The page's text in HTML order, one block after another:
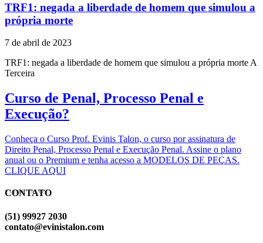
TRF1: negada a liberdade de homem que simulou a
própria morte
7 de abril de 2023
TRF1: negada a liberdade de homem que simulou a própria morte A
Terceira
Curso de Penal, Processo Penal e
Execução?
Conheça o Curso Prof. Evinis Talon, o curso por assinatura de
Direito Penal, Processo Penal e Execução Penal. Assine o plano
anual ou o Premium e tenha acesso a MODELOS DE PEÇAS.
CLIQUE AQUI
EVINIS TALON
CONTATO
(51) 99927 2030
contato@evinistalon.com